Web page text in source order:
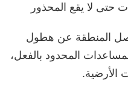
حتى لا يقع المحذور
المنطقة عن هطول
المحدود بالفعل،
الأرضية.